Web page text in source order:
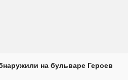
на бульваре Героев